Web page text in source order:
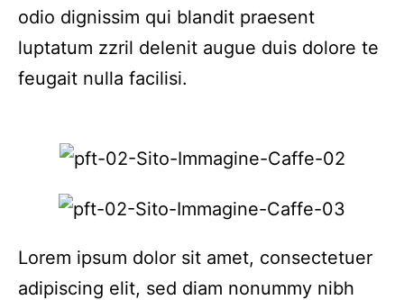
odio dignissim qui blandit praesent
luptatum zzril delenit augue duis dolore te
feugait nulla facilisi.
Lorem ipsum dolor sit amet, consectetuer
adipiscing elit, sed diam nonummy nibh